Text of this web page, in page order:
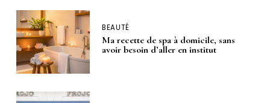
BEAUTÉ
Ma recette de spa à domicile, sans
avoir besoin d’aller en institut